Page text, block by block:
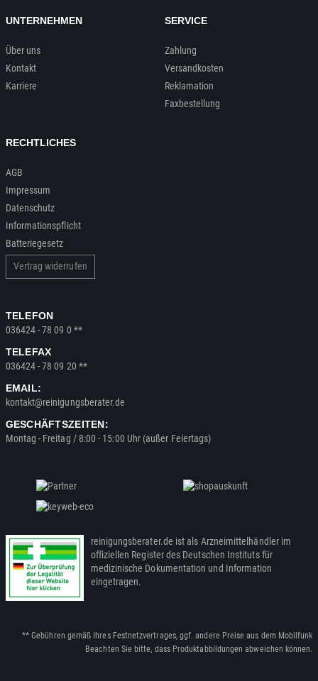
UNTERNEHMEN
Über uns
Kontakt
Karriere
SERVICE
Zahlung
Versandkosten
Reklamation
Faxbestellung
RECHTLICHES
AGB
Impressum
Datenschutz
Informationspflicht
Batteriegesetz
Vertrag widerrufen
TELEFON
036424 - 78 09 0 **
TELEFAX
036424 - 78 09 20 **
EMAIL:
kontakt@reinigungsberater.de
GESCHÄFTSZEITEN:
Montag - Freitag / 8:00 - 15:00 Uhr (außer Feiertags)
reinigungsberater.de ist als Arzneimittelhändler im
offiziellen Register des Deutschen Instituts für
medizinische Dokumentation und Information
eingetragen.
** Gebühren gemäß Ihres Festnetzvertrages, ggf. andere Preise aus dem Mobilfunk
Beachten Sie bitte, dass Produktabbildungen abweichen können.